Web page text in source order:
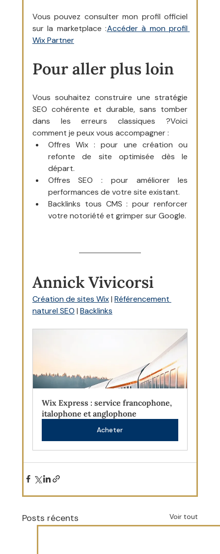
Vous pouvez consulter mon profil officiel
sur la marketplace :Accéder à mon profil
Wix Partner
Pour aller plus loin
Vous souhaitez construire une stratégie
SEO cohérente et durable, sans tomber
dans les erreurs classiques ?Voici
comment je peux vous accompagner :
Offres Wix : pour une création ou
refonte de site optimisée dès le
départ.
Offres SEO : pour améliorer les
performances de votre site existant.
Backlinks tous CMS : pour renforcer
votre notoriété et grimper sur Google.
Annick Vivicorsi
Création de sites Wix | Référencement
naturel SEO | Backlinks
Wix Express : service francophone,
italophone et anglophone
Acheter
Posts récents Voir tout